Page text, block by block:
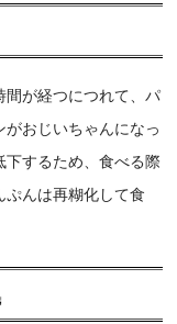
間が経つにつれて、パ
おじいちゃんになっ
下するため、食べる際
ぷんは再糊化して食